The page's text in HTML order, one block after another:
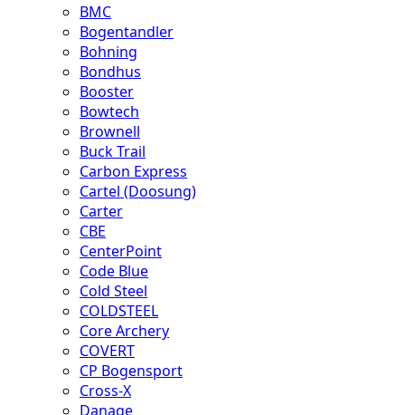
BMC
Bogentandler
Bohning
Bondhus
Booster
Bowtech
Brownell
Buck Trail
Carbon Express
Cartel (Doosung)
Carter
CBE
CenterPoint
Code Blue
Cold Steel
COLDSTEEL
Core Archery
COVERT
CP Bogensport
Cross-X
Danage